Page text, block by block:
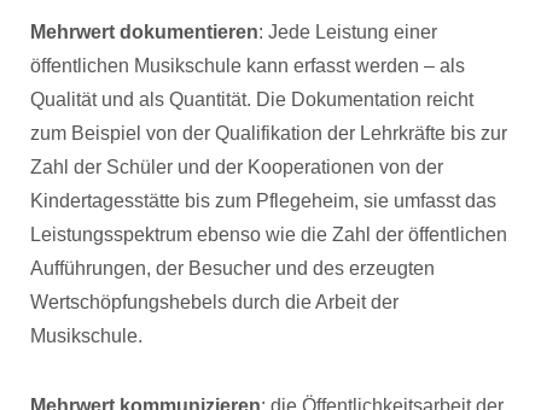
Mehrwert dokumentieren: Jede Leistung einer
öffentlichen Musikschule kann erfasst werden – als
Qualität und als Quantität. Die Dokumentation reicht
zum Beispiel von der Qualifikation der Lehrkräfte bis zur
Zahl der Schüler und der Kooperationen von der
Kindertagesstätte bis zum Pflegeheim, sie umfasst das
Leistungsspektrum ebenso wie die Zahl der öffentlichen
Aufführungen, der Besucher und des erzeugten
Wertschöpfungshebels durch die Arbeit der
Musikschule.
Mehrwert kommunizieren: die Öffentlichkeitsarbeit der